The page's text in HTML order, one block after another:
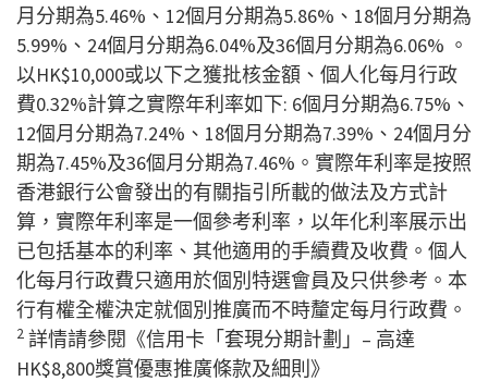
月分期為5.46%、12個月分期為5.86%、18個月分期為
5.99%、24個月分期為6.04%及36個月分期為6.06% 。
以HK$10,000或以下之獲批核金額、個人化每月行政
費0.32%計算之實際年利率如下: 6個月分期為6.75%、
12個月分期為7.24%、18個月分期為7.39%、24個月分
期為7.45%及36個月分期為7.46%。實際年利率是按照
香港銀行公會發出的有關指引所載的做法及方式計
算，實際年利率是一個參考利率，以年化利率展示出
已包括基本的利率、其他適用的手續費及收費。個人
化每月行政費只適用於個別特選會員及只供參考。本
行有權全權決定就個別推廣而不時釐定每月行政費。
2 詳情請參閱《信用卡「套現分期計劃」– 高達
HK$8,800獎賞優惠推廣條款及細則》